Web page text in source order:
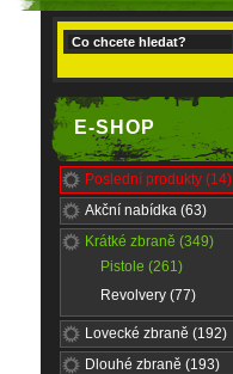
E-SHOP
Poslední produkty (14)
Akční nabídka (63)
Krátké zbraně (349)
Pistole (261)
Revolvery (77)
Lovecké zbraně (192)
Dlouhé zbraně (193)